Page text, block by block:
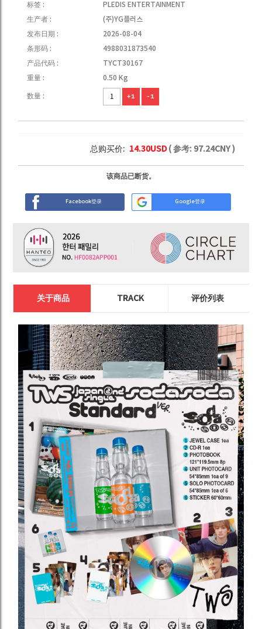
标签 :
PLEDIS ENTERTAINMENT
生产者 :
(주)YG플러스
发布日期 :
2026-08-04
条形码 :
4988031873540
产品代码 :
TYCT30167
重量 :
0.50 Kg
数量 : +1 -1
总购买价: 14.30USD( 参考: 97.24CNY )
该商品已断货。
Facebook登录 Google登录
关于商品 TRACK 评价列表